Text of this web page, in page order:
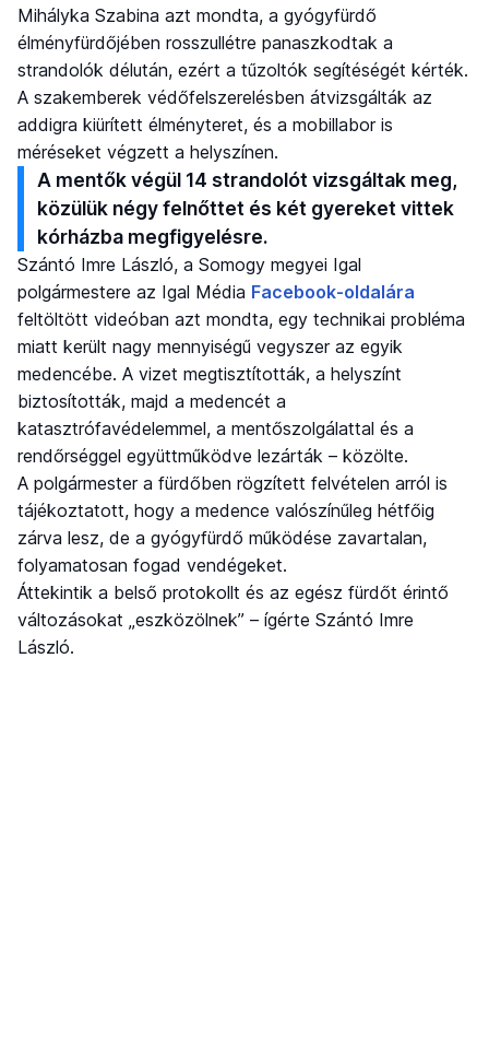
Mihályka Szabina azt mondta, a gyógyfürdő
élményfürdőjében rosszullétre panaszkodtak a
strandolók délután, ezért a tűzoltók segítéségét kérték.
A szakemberek védőfelszerelésben átvizsgálták az
addigra kiürített élményteret, és a mobillabor is
méréseket végzett a helyszínen.
A mentők végül 14 strandolót vizsgáltak meg,
közülük négy felnőttet és két gyereket vittek
kórházba megfigyelésre.
Szántó Imre László, a Somogy megyei Igal
polgármestere az Igal Média Facebook-oldalára
feltöltött videóban azt mondta, egy technikai probléma
miatt került nagy mennyiségű vegyszer az egyik
medencébe. A vizet megtisztították, a helyszínt
biztosították, majd a medencét a
katasztrófavédelemmel, a mentőszolgálattal és a
rendőrséggel együttműködve lezárták – közölte.
A polgármester a fürdőben rögzített felvételen arról is
tájékoztatott, hogy a medence valószínűleg hétfőig
zárva lesz, de a gyógyfürdő működése zavartalan,
folyamatosan fogad vendégeket.
Áttekintik a belső protokollt és az egész fürdőt érintő
változásokat „eszközölnek” – ígérte Szántó Imre
László.